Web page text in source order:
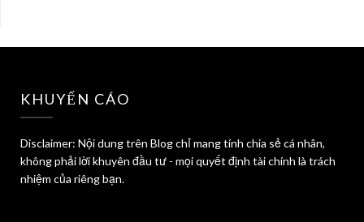
KHUYẾN CÁO
Disclaimer: Nội dung trên Blog chỉ mang tính chia sẻ cá nhân,
không phải lời khuyên đầu tư - mọi quyết định tài chính là trách
nhiệm của riêng bạn.